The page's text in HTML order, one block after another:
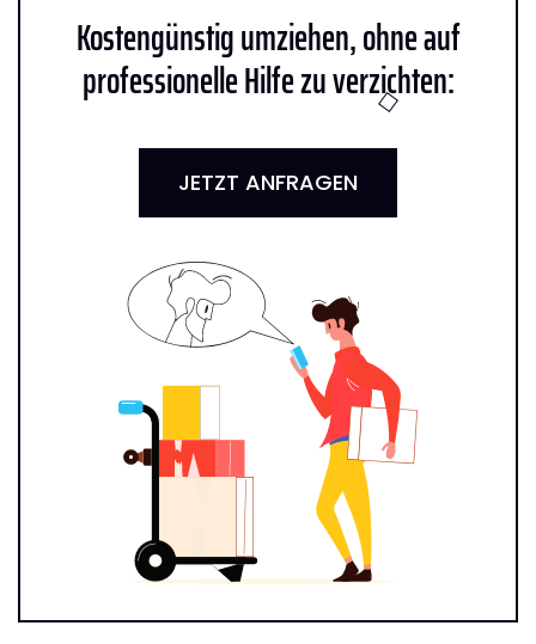
Kostengünstig umziehen, ohne auf
professionelle Hilfe zu verzichten:
JETZT ANFRAGEN